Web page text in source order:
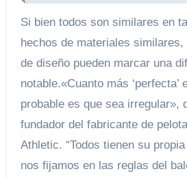
Si bien todos son similares en
hechos de materiales similares,
de diseño pueden marcar una
notable.«Cuanto más ‘perfecta’
probable es que sea irregular»,
fundador del fabricante de
Athletic. “Todos tienen su
nos fijamos en las reglas del